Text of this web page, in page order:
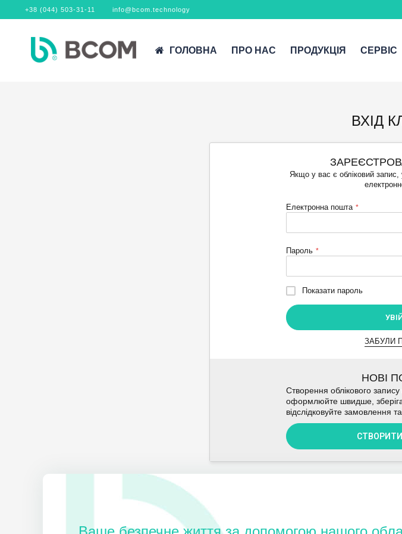
+38 (044) 503-31-11 info@bcom.technology
ГОЛОВНА ПРО НАС ПРОДУКЦІЯ СЕРВІС
ВХІД
Якщо у вас є обліковий запис,
Електронна пошта
Пароль
Показати пароль
ЗАБУЛИ
НОВІ
Створення облікового
оформлюйте швидше,
відслідковуйте замовлення